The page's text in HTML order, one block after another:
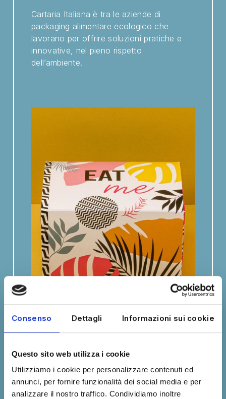
Consenso Dettagli Informazioni sui cookie
Questo sito web utilizza i cookie
Utilizziamo i cookie per personalizzare contenuti ed
annunci, per fornire funzionalità dei social media e per
analizzare il nostro traffico. Condividiamo inoltre
Cartaria Italiana è tra le aziende di
packaging alimentare ecologico che
lavorano per offrire soluzioni pratiche e
innovative, nel pieno rispetto
dell’ambiente.